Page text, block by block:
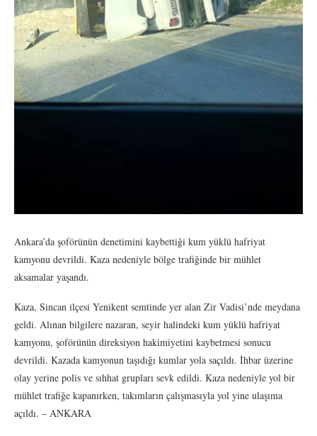
Ankara’da şoförünün denetimini kaybettiği kum yüklü hafriyat
kamyonu devrildi. Kaza nedeniyle bölge trafiğinde bir mühlet
aksamalar yaşandı.
Kaza, Sincan ilçesi Yenikent semtinde yer alan Zir Vadisi’nde meydana
geldi. Alınan bilgilere nazaran, seyir halindeki kum yüklü hafriyat
kamyonu, şoförünün direksiyon hakimiyetini kaybetmesi sonucu
devrildi. Kazada kamyonun taşıdığı kumlar yola saçıldı. İhbar üzerine
olay yerine polis ve sıhhat grupları sevk edildi. Kaza nedeniyle yol bir
mühlet trafiğe kapanırken, takımların çalışmasıyla yol yine ulaşıma
açıldı. – ANKARA